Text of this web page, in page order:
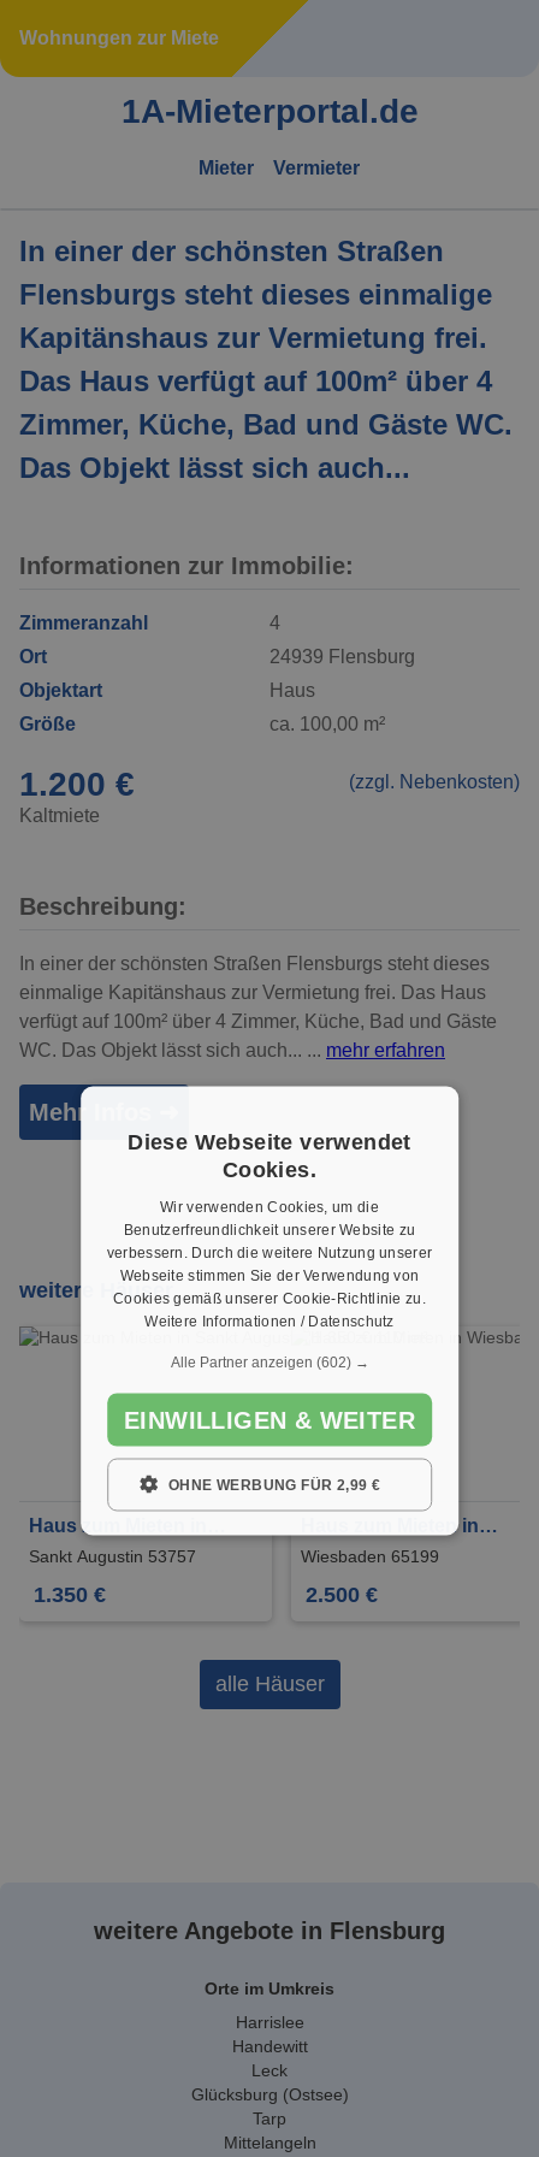
Wohnungen zur Miete
1A-Mieterportal.de
Mieter Vermieter
In einer der schönsten Straßen
Flensburgs steht dieses einmalige
Kapitänshaus zur Vermietung frei.
Das Haus verfügt auf 100m² über 4
Zimmer, Küche, Bad und Gäste WC.
Das Objekt lässt sich auch...
Informationen zur Immobilie:
Zimmeranzahl
4
Ort
24939 Flensburg
Objektart
Haus
Größe
ca. 100,00 m²
1.200 €
(zzgl. Nebenkosten)
Kaltmiete
Beschreibung:
In einer der schönsten Straßen Flensburgs steht dieses
einmalige Kapitänshaus zur Vermietung frei. Das Haus
verfügt auf 100m² über 4 Zimmer, Küche, Bad und Gäste
WC. Das Objekt lässt sich auch... ... mehr erfahren
Mehr Infos ➜
weitere Häuser
Haus zum Mieten in
Sankt Augustin 1.350 €
110 m²
Sankt Augustin 53757
1.350 €
Haus zum Mieten in
Wiesbaden 2.500 € 130
m²
Wiesbaden 65199
2.500 €
alle Häuser
weitere Angebote in Flensburg
Orte im Umkreis
Harrislee
Handewitt
Leck
Glücksburg (Ostsee)
Tarp
Mittelangeln
Diese Webseite verwendet
Cookies.
Wir verwenden Cookies, um die
Benutzerfreundlichkeit unserer Website zu
verbessern. Durch die weitere Nutzung unserer
Webseite stimmen Sie der Verwendung von
Cookies gemäß unserer Cookie-Richtlinie zu.
Weitere Informationen / Datenschutz
Alle Partner anzeigen (602) →
EINWILLIGEN & WEITER
OHNE WERBUNG FÜR 2,99 €